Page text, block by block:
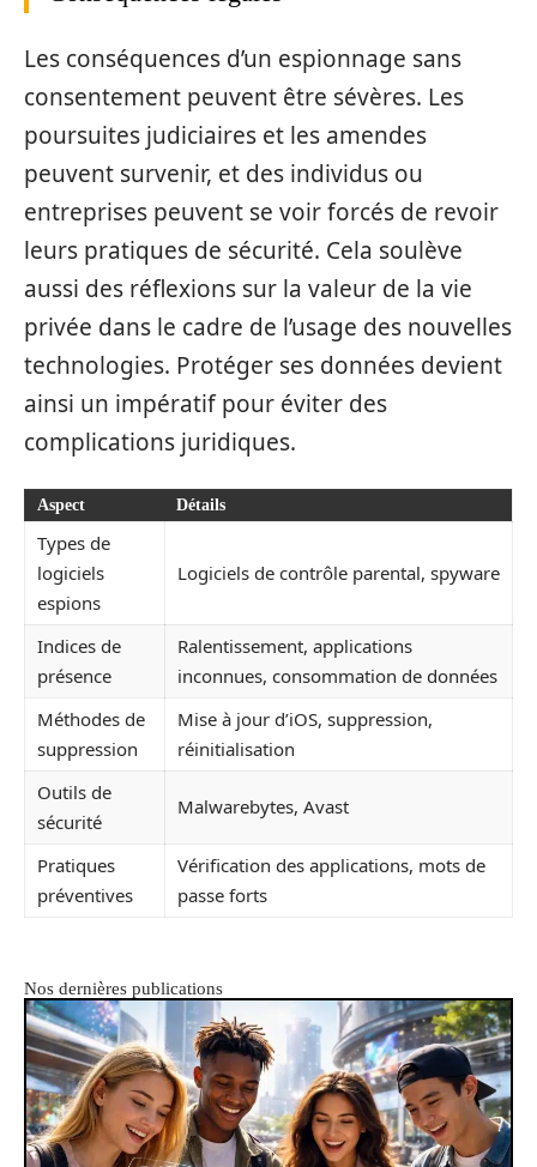
Les conséquences d’un espionnage sans
consentement peuvent être sévères. Les
poursuites judiciaires et les amendes
peuvent survenir, et des individus ou
entreprises peuvent se voir forcés de revoir
leurs pratiques de sécurité. Cela soulève
aussi des réflexions sur la valeur de la vie
privée dans le cadre de l’usage des nouvelles
technologies. Protéger ses données devient
ainsi un impératif pour éviter des
complications juridiques.
Aspect Détails
Types de
logiciels
espions
Logiciels de contrôle parental, spyware
Indices de
présence
Ralentissement, applications
inconnues, consommation de données
Méthodes de
suppression
Mise à jour d’iOS, suppression,
réinitialisation
Outils de
sécurité
Malwarebytes, Avast
Pratiques
préventives
Vérification des applications, mots de
passe forts
Nos dernières publications